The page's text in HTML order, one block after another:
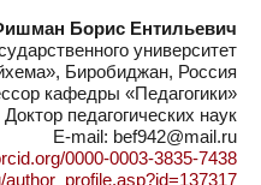
Борис Ентильевич
университет
Биробиджан, Россия
кафедры «Педагогики»
Доктор педагогических наук
E-mail: bef942@mail.ru
0000-0003-3835-7438
author_profile.asp?id=137317